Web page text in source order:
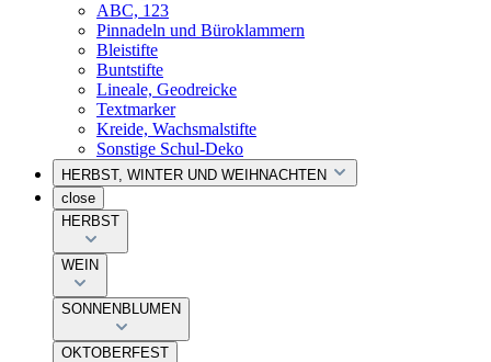
ABC, 123
Pinnadeln und Büroklammern
Bleistifte
Buntstifte
Lineale, Geodreicke
Textmarker
Kreide, Wachsmalstifte
Sonstige Schul-Deko
HERBST, WINTER UND WEIHNACHTEN
close
HERBST
WEIN
SONNENBLUMEN
OKTOBERFEST